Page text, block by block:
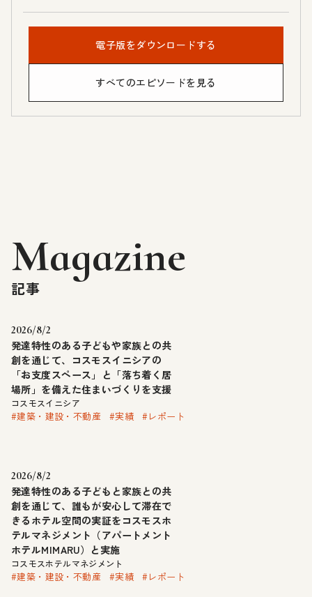
電子版をダウンロードする
すべてのエピソードを見る
Magazine
記事
発達特性のある子どもや家族との共
創を通じて、コスモスイニシアの
「お支度スペース」と「落ち着く居
場所」を備えた住まいづくりを支援
2026/8/2
コスモスイニシア
#建築・建設・不動産 #実績 #レポート
発達特性のある子どもと家族との共
創を通じて、誰もが安心して滞在で
きるホテル空間の実証をコスモスホ
テルマネジメント（アパートメント
ホテルMIMARU）と実施
2026/8/2
コスモスホテルマネジメント
#建築・建設・不動産 #実績 #レポート